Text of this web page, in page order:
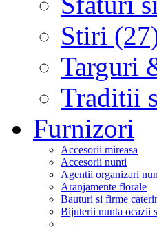
Stiri
Targuri
Traditii
Furnizori
Accesorii mireasa
Accesorii nunti
Agentii organizari
Aranjamente florale
Bauturi si firme
Bijuterii nunta ocazii